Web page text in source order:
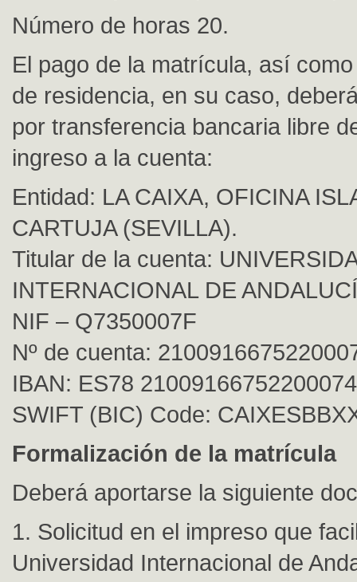
Número de horas 20.
El pago de la matrícula, así
de residencia, en su caso,
por transferencia bancaria libre
ingreso a la cuenta:
Entidad: LA CAIXA, OFICINA
CARTUJA (SEVILLA).
Titular de la cuenta:
INTERNACIONAL DE
NIF – Q7350007F
Nº de cuenta:
IBAN: ES78
SWIFT (BIC) Code:
Formalización de la matrícula
Deberá aportarse la siguiente
1. Solicitud en el impreso que
Universidad Internacional de